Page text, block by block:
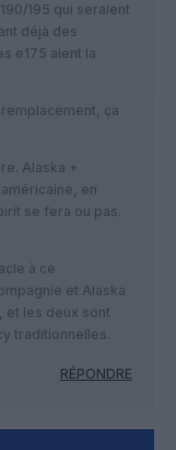
195 qui seraient
déjà des
e175 aient la
ça
Alaska +
en
se fera ou pas.
à ce
et Alaska
et les deux sont
traditionnelles.
RÉPONDRE